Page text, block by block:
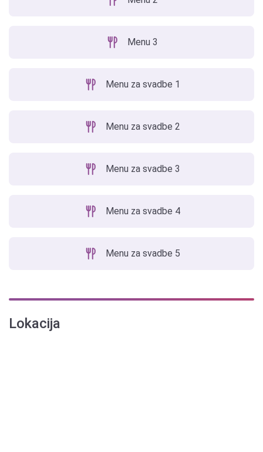
Menu 3
Menu za svadbe 1
Menu za svadbe 2
Menu za svadbe 3
Menu za svadbe 4
Menu za svadbe 5
Lokacija